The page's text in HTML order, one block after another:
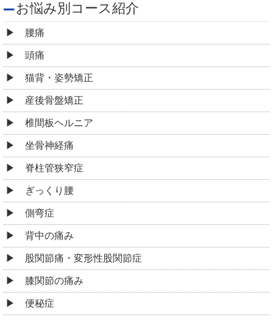
お悩み別コース紹介
腰痛
頭痛
猫背・姿勢矯正
産後骨盤矯正
椎間板ヘルニア
坐骨神経痛
脊柱管狭窄症
ぎっくり腰
側弯症
背中の痛み
股関節痛・変形性股関節症
膝関節の痛み
便秘症